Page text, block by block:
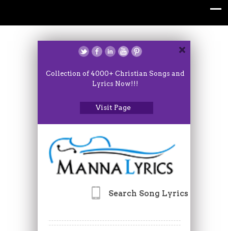
Collection of 4000+ Christian Songs and
Lyrics Now!!!
Visit Page
Search Song Lyrics